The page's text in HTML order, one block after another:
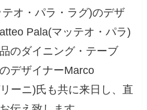
オ・パラ・ラグ)のデザ
Pala(マッテオ・パラ)
のダイニング・テーブ
デザイナーMarco
ーニ)氏も共に来日し、直